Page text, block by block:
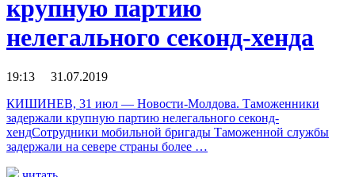
крупную партию
нелегального секонд-хенда
19:13 31.07.2019
КИШИНЕВ, 31 июл — Новости-Молдова. Таможенники
задержали крупную партию нелегального секонд-
хендСотрудники мобильной бригады Таможенной службы
задержали на севере страны более …